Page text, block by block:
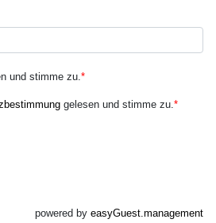
und stimme zu.*
gelesen und stimme zu.*
powered by easyGuest.management